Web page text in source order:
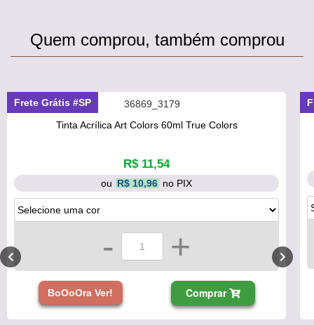
Quem comprou, também comprou
Tinta Acrílica Art Colors 60ml True Colors
R$ 11,54
ou R$ 10,96 no PIX
- +
BoOoOra Ver! Comprar
Frete Grátis #SP